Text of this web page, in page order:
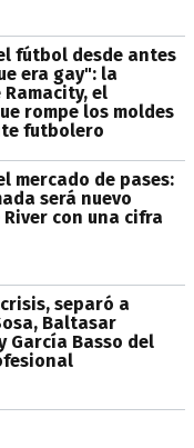
fútbol desde antes
era gay": la
el
rompe los moldes
futbolero
mercado de pases:
será nuevo
con una cifra
separó a
Baltasar
García Basso del